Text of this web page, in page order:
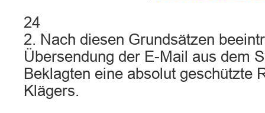
24
2. Nach diesen Grundsätzen
Übersendung der E-Mail aus dem
Beklagten eine absolut geschützte
Klägers.